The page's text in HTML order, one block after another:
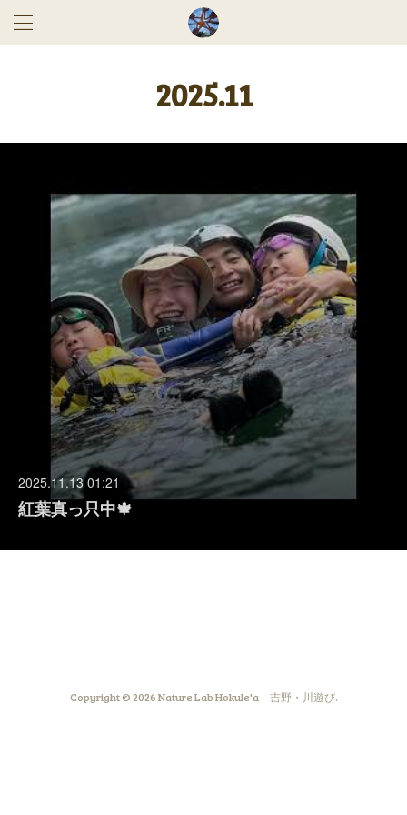
2025.11
2025.11.13 01:21
紅葉真っ只中🍁
Copyright ©2026Nature Lab Hokule'a 吉野・川遊び.